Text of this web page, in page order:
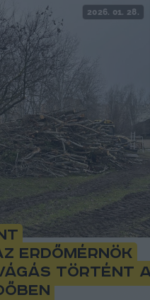
2026. 01. 28.
erdőmérnök
történt